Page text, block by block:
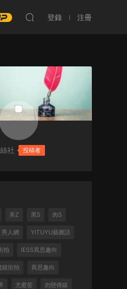
登錄 注冊
社 投稿者
美Z 黑S 肉S
秀人網 YITUYU藝圖語
拍 IESS異思趣向
鏡街拍 異思趣向
尤蜜荟 勿戀傳媒